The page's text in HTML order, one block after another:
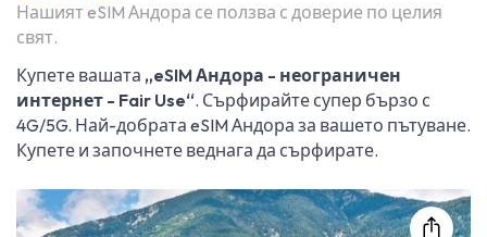
Нашият eSIM Андора се ползва с доверие по целия
свят.
Купете вашата „eSIM Андора - неограничен
интернет - Fair Use“. Сърфирайте супер бързо с
4G/5G. Най-добрата eSIM Андора за вашето пътуване.
Купете и започнете веднага да сърфирате.